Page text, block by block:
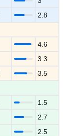
2.8
4.6
3.3
3.5
1.5
2.7
2.5